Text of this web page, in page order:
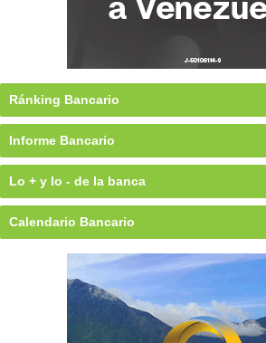
Ránking Bancario
Informe Bancario
Lo + y lo - de la banca
Calendario Bancario